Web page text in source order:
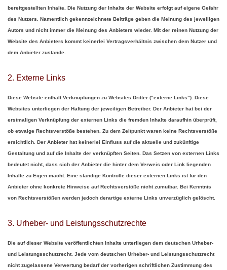
bereitgestellten Inhalte. Die Nutzung der Inhalte der Website erfolgt auf eigene Gefahr
des Nutzers. Namentlich gekennzeichnete Beiträge geben die Meinung des jeweiligen
Autors und nicht immer die Meinung des Anbieters wieder. Mit der reinen Nutzung der
Website des Anbieters kommt keinerlei Vertragsverhältnis zwischen dem Nutzer und
dem Anbieter zustande.
2. Externe Links
Diese Website enthält Verknüpfungen zu Websites Dritter ("externe Links"). Diese
Websites unterliegen der Haftung der jeweiligen Betreiber. Der Anbieter hat bei der
erstmaligen Verknüpfung der externen Links die fremden Inhalte daraufhin überprüft,
ob etwaige Rechtsverstöße bestehen. Zu dem Zeitpunkt waren keine Rechtsverstöße
ersichtlich. Der Anbieter hat keinerlei Einfluss auf die aktuelle und zukünftige
Gestaltung und auf die Inhalte der verknüpften Seiten. Das Setzen von externen Links
bedeutet nicht, dass sich der Anbieter die hinter dem Verweis oder Link liegenden
Inhalte zu Eigen macht. Eine ständige Kontrolle dieser externen Links ist für den
Anbieter ohne konkrete Hinweise auf Rechtsverstöße nicht zumutbar. Bei Kenntnis
von Rechtsverstößen werden jedoch derartige externe Links unverzüglich gelöscht.
3. Urheber- und Leistungsschutzrechte
Die auf dieser Website veröffentlichten Inhalte unterliegen dem deutschen Urheber-
und Leistungsschutzrecht. Jede vom deutschen Urheber- und Leistungsschutzrecht
nicht zugelassene Verwertung bedarf der vorherigen schriftlichen Zustimmung des